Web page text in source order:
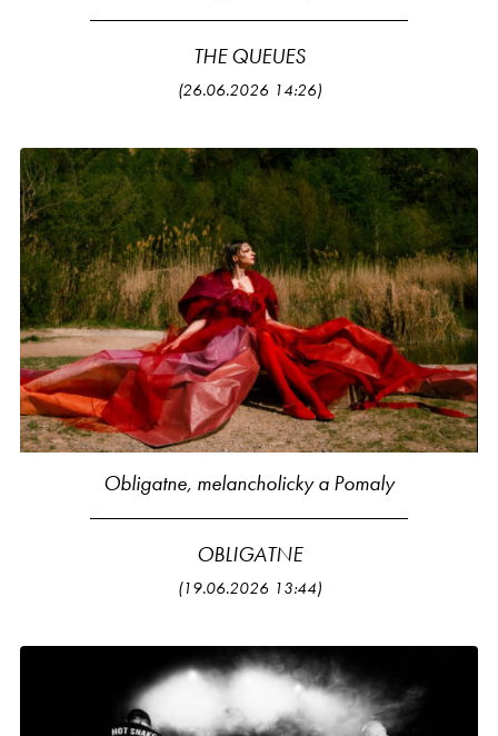
THE QUEUES
(26.06.2026 14:26)
Obligatne, melancholicky a Pomaly
OBLIGATNE
(19.06.2026 13:44)